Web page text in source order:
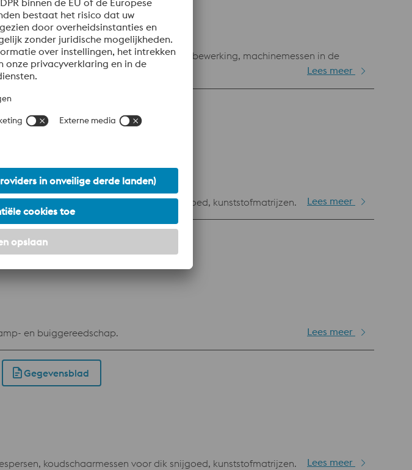
gereedschappen voor houtbewerking, machinemessen in de
Lees meer
Gegevensblad
koudschaarmessen voor dik snijgoed, kunststofmatrijzen. Lees meer
Gegevensblad
en buiggereedschap. Lees meer
Gegevensblad
koudschaarmessen voor dik snijgoed, kunststofmatrijzen. Lees meer